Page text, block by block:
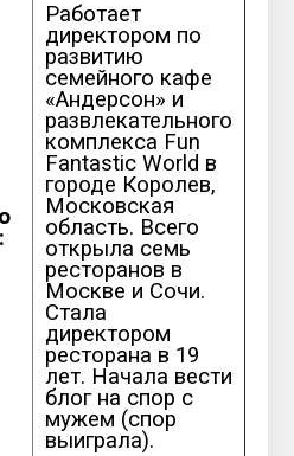
Работает
директором по
развитию
семейного кафе
«Андерсон» и
развлекательного
комплекса Fun
Fantastic World в
городе Королев,
Московская
область. Всего
открыла семь
ресторанов в
Москве и Сочи.
Стала
директором
ресторана в 19
лет. Начала вести
блог на спор с
мужем (спор
выиграла).